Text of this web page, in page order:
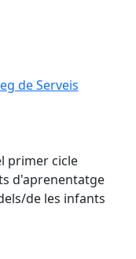
de Serveis
primer cicle
d'aprenentatge
de les infants